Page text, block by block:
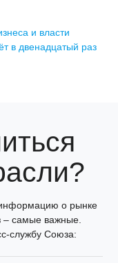
и власти
в двенадцатый раз
о рынке
– самые важные.
службу Союза: